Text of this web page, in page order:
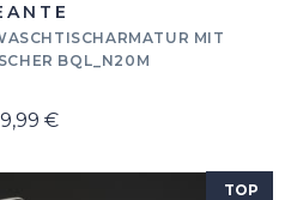
MIT
BQL_N20M
€
TOP